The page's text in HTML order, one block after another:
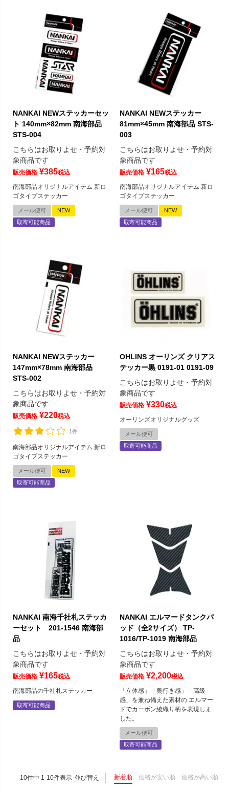
NANKAI NEWステッカーセッ
ト 140mm×82mm 南海部品
STS-004
こちらはお取りよせ・予約対
象商品です
販売価格 ¥385税込
南海部品オリジナルアイテム 新ロ
ゴタイプステッカー
メール便可
NEW
取寄可能商品
NANKAI NEWステッカー
81mm×45mm 南海部品 STS-
003
こちらはお取りよせ・予約対
象商品です
販売価格 ¥165税込
南海部品オリジナルアイテム 新ロ
ゴタイプステッカー
メール便可
NEW
取寄可能商品
NANKAI NEWステッカー
147mm×78mm 南海部品
STS-002
こちらはお取りよせ・予約対
象商品です
販売価格 ¥220税込
1件
南海部品オリジナルアイテム 新ロ
ゴタイプステッカー
メール便可
NEW
取寄可能商品
OHLINS オーリンズ クリアス
テッカー黒 0191-01 0191-09
こちらはお取りよせ・予約対
象商品です
販売価格 ¥330税込
オーリンズオリジナルグッズ
メール便可
取寄可能商品
NANKAI 南海千社札ステッカ
ーセット 201-1546 南海部
品
こちらはお取りよせ・予約対
象商品です
販売価格 ¥165税込
南海部品の千社札ステッカー
取寄可能商品
NANKAI エルマードタンクパ
ッド（全2サイズ） TP-
1016/TP-1019 南海部品
こちらはお取りよせ・予約対
象商品です
販売価格 ¥2,200税込
「立体感」「奥行き感」「高級
感」を兼ね備えた素材の エルマー
ドでカーボン綾織り柄を表現しま
した。
メール便可
取寄可能商品
並び替え 新着順 価格が安い順 価格が高い順
10件中 1-10件表示